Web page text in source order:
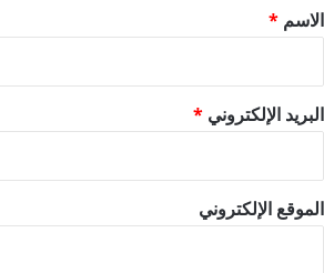
*
الاسم *
البريد الإلكتروني *
الموقع الإلكتروني